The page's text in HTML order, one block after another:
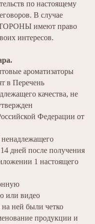
по настоящему
В случае
имеют право
интересов.
ароматизаторы
в Перечень
качества, не
Федерации от
дней после получения
1 настоящего
или видео
ней были четко
продукции и